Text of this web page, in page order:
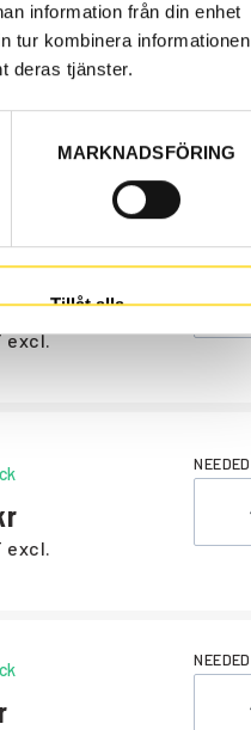
information från din enhet
tur kombinera informationen
deras tjänster.
MARKNADSFÖRING
Tillåt alla
excl.
excl.
NEEDED
NEEDED